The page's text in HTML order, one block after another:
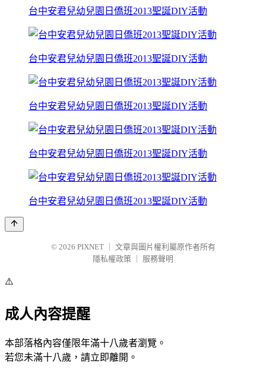
台中安君兒幼兒園日僑班2013聖誕DIY活動
台中安君兒幼兒園日僑班2013聖誕DIY活動
台中安君兒幼兒園日僑班2013聖誕DIY活動
台中安君兒幼兒園日僑班2013聖誕DIY活動
台中安君兒幼兒園日僑班2013聖誕DIY活動
© 2026 PIXNET
文章與圖片權利屬原作者所有
隱私權政策
服務聲明
⚠️
成人內容提醒
本部落格內容僅限年滿十八歲者瀏覽。
若您未滿十八歲，請立即離開。